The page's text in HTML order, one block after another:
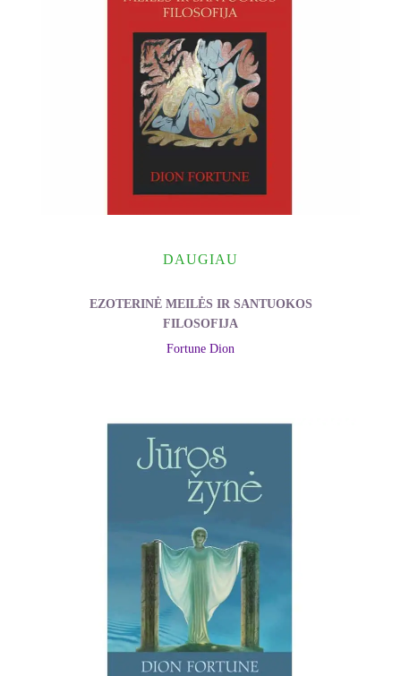
DAUGIAU
EZOTERINĖ MEILĖS IR SANTUOKOS
FILOSOFIJA
Fortune Dion